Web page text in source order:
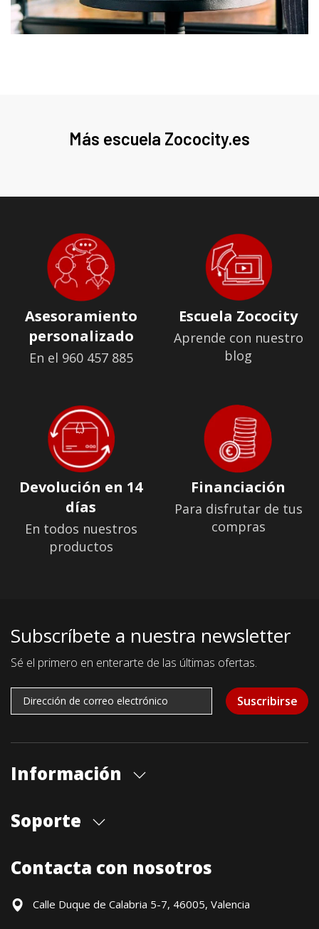
Más escuela Zococity.es
Asesoramiento
personalizado
En el 960 457 885
Escuela Zococity
Aprende con nuestro
blog
Devolución en 14
días
En todos nuestros
productos
Financiación
Para disfrutar de tus
compras
Subscríbete a nuestra newsletter
Sé el primero en enterarte de las últimas ofertas.
Suscribirse
Información
Cita previa tienda
Contacto
Soporte
Formas de pago
Devoluciones / Garantía
Contacta con nosotros
Calle Duque de Calabria 5-7, 46005, Valencia